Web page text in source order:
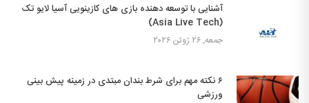
آشنایی با توسعه دهنده بازی های کازینویی آسیا لایو تک
(Asia Live Tech)
جمعه, ۲۶ ژوئن ۲۰۲۶
۶ نکته مهم برای شرط بندان مبتدی در زمینه پیش بینی
ورزشی